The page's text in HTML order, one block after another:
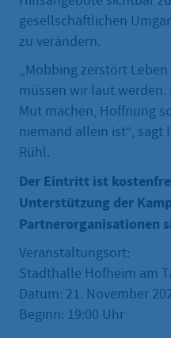
gesellschaftlichen
zu verändern.
„Mobbing zerstört
müssen wir laut
Mut machen, Hoffnung
niemand allein ist“, sagt
Rühl.
Der Eintritt ist
Unterstützung der
Partnerorganisationen
Veranstaltungsort:
Stadthalle Hofheim am
Datum: 21. November
Beginn: 19:00 Uhr